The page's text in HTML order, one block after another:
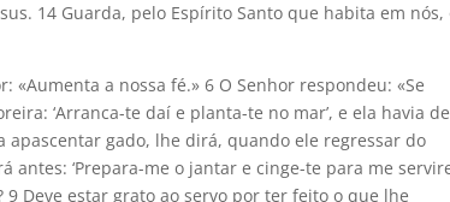
14 Guarda, pelo Espírito Santo que habita em nós,
«Aumenta a nossa fé.» 6 O Senhor respondeu: «Se
‘Arranca-te daí e planta-te no mar’, e ela havia de
apascentar gado, lhe dirá, quando ele regressar do
antes: ‘Prepara-me o jantar e cinge-te para me
Deve estar grato ao servo por ter feito o que lhe